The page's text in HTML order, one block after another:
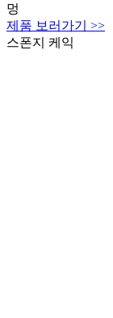
멍
제품 보러가기 >>
스폰지 케익